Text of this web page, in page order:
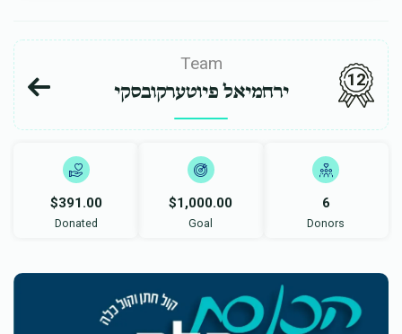
Team
ירחמיאל פיוטערקובסקי 12
$391.00
Donated
$1,000.00
Goal
6
Donors